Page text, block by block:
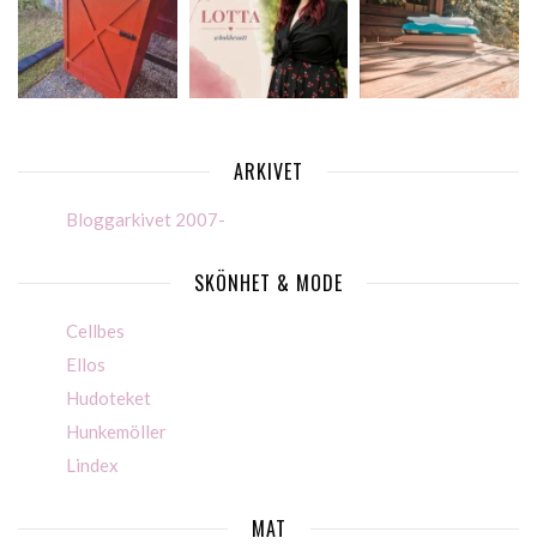
ARKIVET
Bloggarkivet 2007-
SKÖNHET & MODE
Cellbes
Ellos
Hudoteket
Hunkemöller
Lindex
MAT